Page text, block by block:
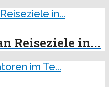
Reiseziele in...